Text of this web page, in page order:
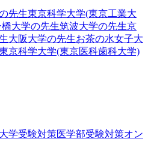
先生東京科学大学(東京工業大
橋大学の先生筑波大学の先生京
大阪大学の先生お茶の水女子大
京科学大学(東京医科歯科大学)
大学受験対策医学部受験対策オン